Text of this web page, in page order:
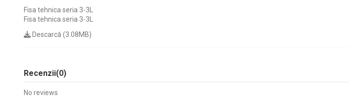
Fisa tehnica seria 3-3L
Fisa tehnica seria 3-3L
Descarcă (3.08MB)
Recenzii(0)
No reviews